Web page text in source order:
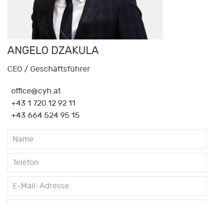
ANGELO DZAKULA
CEO / Geschäftsführer
office@cyh.at
+43 1 720 12 92 11
+43 664 524 95 15